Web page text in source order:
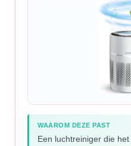
WAAROM DEZE PAST
Een luchtreiniger die